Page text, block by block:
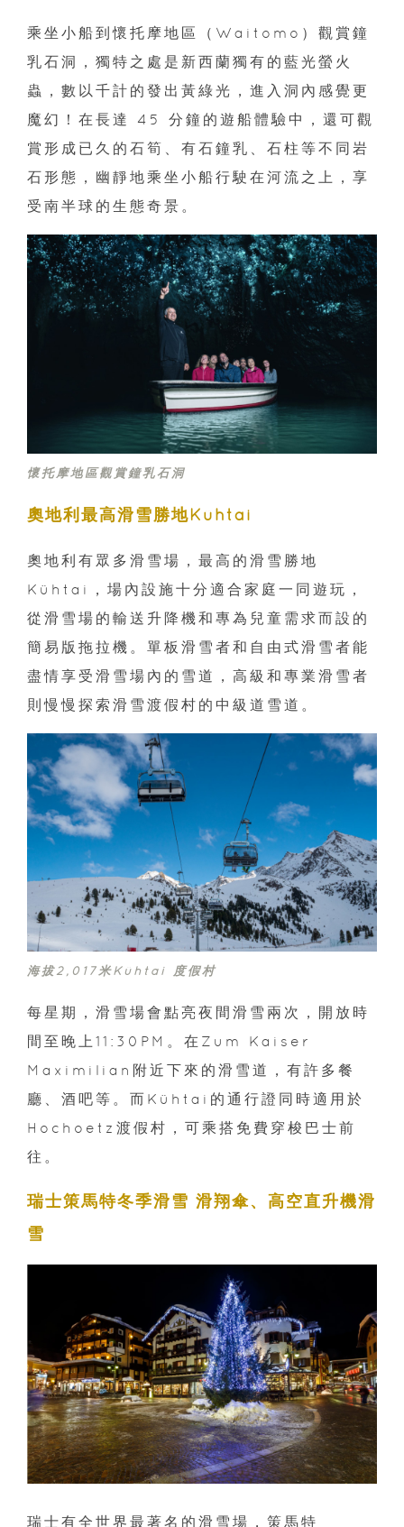
乘坐小船到懷托摩地區（Waitomo）觀賞鐘
乳石洞，獨特之處是新西蘭獨有的藍光螢火
蟲，數以千計的發出黃綠光，進入洞內感覺更
魔幻！在長達 45 分鐘的遊船體驗中，還可觀
賞形成已久的石筍、有石鐘乳、石柱等不同岩
石形態，幽靜地乘坐小船行駛在河流之上，享
受南半球的生態奇景。
懷托摩地區觀賞鐘乳石洞
奧地利最高滑雪勝地Kühtai
奧地利有眾多滑雪場，最高的滑雪勝地
Kühtai，場內設施十分適合家庭一同遊玩，
從滑雪場的輸送升降機和專為兒童需求而設的
簡易版拖拉機。單板滑雪者和自由式滑雪者能
盡情享受滑雪場內的雪道，高級和專業滑雪者
則慢慢探索滑雪渡假村的中級道雪道。
海拔2,017米Kühtai 度假村
每星期，滑雪場會點亮夜間滑雪兩次，開放時
間至晚上11:30PM。在Zum Kaiser
Maximilian附近下來的滑雪道，有許多餐
廳、酒吧等。而Kühtai的通行證同時適用於
Hochoetz渡假村，可乘搭免費穿梭巴士前
往。
瑞士策馬特冬季滑雪 滑翔傘、高空直升機滑
雪
瑞士有全世界最著名的滑雪場，策馬特